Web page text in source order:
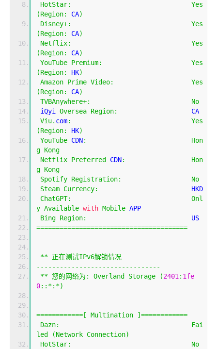
HotStar:
Yes
(Region: CA)
Disney+:
Yes
(Region: CA)
Netflix:
Yes
(Region: CA)
YouTube Premium:
Yes
(Region: HK)
Amazon Prime Video:
Yes
(Region: CA)
TVBAnywhere+:
No
iQyi Oversea Region:
                   CA
Viu. com:
Yes
(Region: HK)
YouTube CDN:
Hon
g Kong
Netflix Preferred CDN:
Hon
g Kong
Spotify Registration:
No
Steam Currency:
                        HKD
ChatGPT:
Onl
y Available with Mobile APP
Bing Region:
                           US
=======================================
** 正在测试IPv6解锁情况
--------------------------------
** 您的网络为: Overland Storage (2401: 1fe
0::*:*)
============[ Multination
]============
Dazn:
Fai
led
(Network Connection)
HotStar:
No